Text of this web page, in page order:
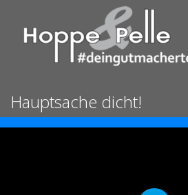
Hauptsache dicht!